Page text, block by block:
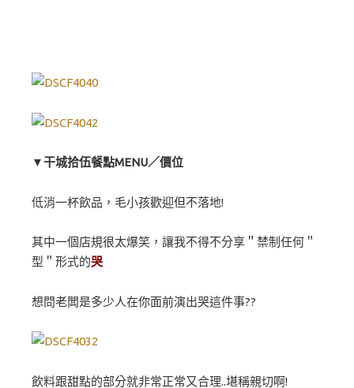
▼干城拾伍餐點MENU／價位
低消一杯飲品，毛小孩歡迎但不落地!
其中一個店規很太爆笑，讓我不得不分享＂禁制任何＂
型＂形式的哭
想問老闆是多少人在你面前演出哭這件事??
飲料跟甜點的部分就非常正常又合理..堪稱親切啊!